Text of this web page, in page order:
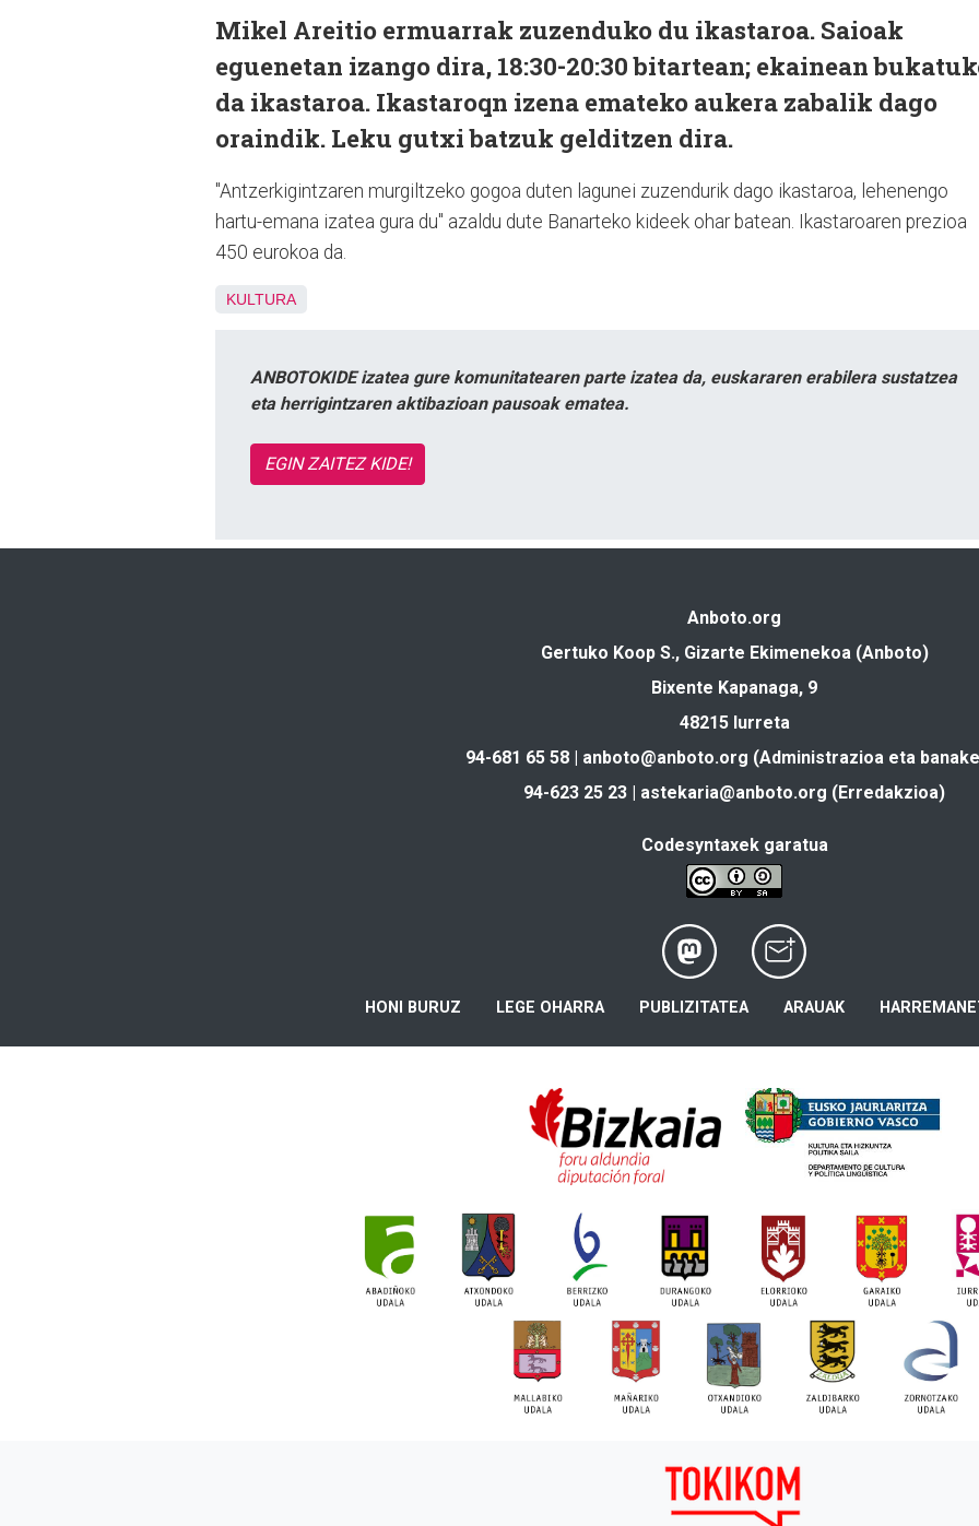
Mikel Areitio ermuarrak zuzenduko du ikastaroa. Saioak
eguenetan izango dira, 18:30-20:30 bitartean; ekainean
da ikastaroa. Ikastaroqn izena emateko aukera zabalik dago
oraindik. Leku gutxi batzuk gelditzen dira.
"Antzerkigintzaren murgiltzeko gogoa duten lagunei zuzendurik dago ikastaroa, lehenengo
hartu-emana izatea gura du" azaldu dute Banarteko kideek ohar batean. Ikastaroaren prezioa
450 eurokoa da.
KULTURA
ANBOTOKIDE izatea gure komunitatearen parte izatea da, euskararen erabilera sustatzea
eta herrigintzaren aktibazioan pausoak ematea.
EGIN ZAITEZ KIDE!
Anboto.org
Gertuko Koop S., Gizarte Ekimenekoa (Anboto)
Bixente Kapanaga, 9
48215 Iurreta
94-681 65 58 | anboto@anboto.org (Administrazioa eta
94-623 25 23 | astekaria@anboto.org (Erredakzioa)
Codesyntaxek garatua
HONI BURUZ LEGE OHARRA PUBLIZITATEA ARAUAK